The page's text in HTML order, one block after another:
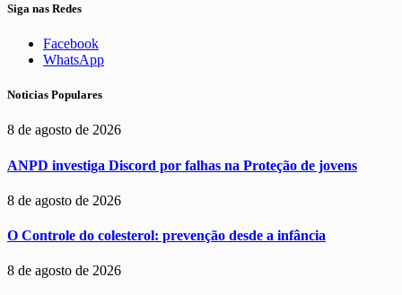
Siga nas Redes
Facebook
WhatsApp
Noticias Populares
8 de agosto de 2026
ANPD investiga Discord por falhas na Proteção de jovens
8 de agosto de 2026
O Controle do colesterol: prevenção desde a infância
8 de agosto de 2026